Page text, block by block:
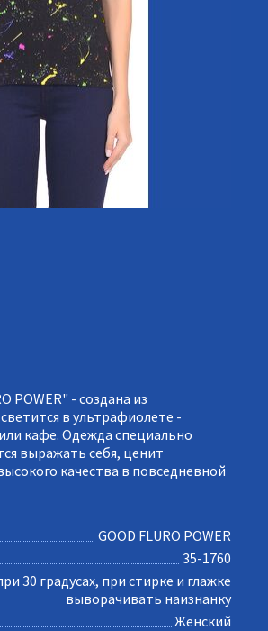
POWER" - создана из
в ультрафиолете -
кафе. Одежда специально
выражать себя, ценит
качества в повседневной
GOOD FLURO POWER
35-1760
30 градусах, при стирке и глажке
выворачивать наизнанку
Женский